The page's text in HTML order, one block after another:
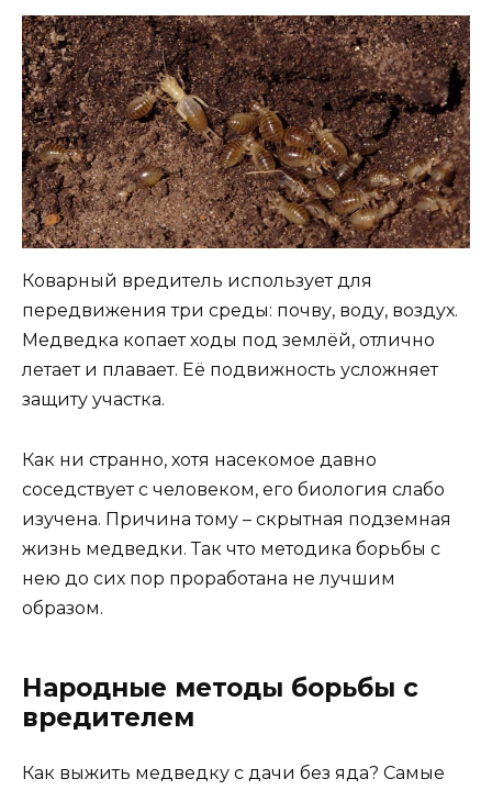
Коварный вредитель использует для
передвижения три среды: почву, воду, воздух.
Медведка копает ходы под землёй, отлично
летает и плавает. Её подвижность усложняет
защиту участка.
Как ни странно, хотя насекомое давно
соседствует с человеком, его биология слабо
изучена. Причина тому – скрытная подземная
жизнь медведки. Так что методика борьбы с
нею до сих пор проработана не лучшим
образом.
Народные методы борьбы с
вредителем
Как выжить медведку с дачи без яда? Самые